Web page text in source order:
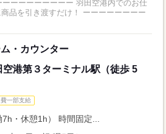
ーーーーーーーー 羽田空港内でのお仕
すだけ！ ーーーーーーーー
・カウンター
港第３ターミナル駅（徒歩 5
一部支給
・休憩1h） 時間固定...